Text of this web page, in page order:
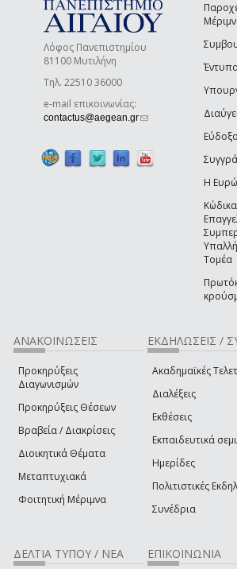
Λόφος Πανεπιστημίου
81100 Μυτιλήνη
Τηλ. 22510 36000
e-mail επικοινωνίας:
contactus@aegean.gr(link sends e-mail)
Η
Τομέα
ΑΝΑΚΟΙΝΩΣΕΙΣ
Προκηρύξεις
Διαγωνισμών
Προκηρύξεις Θέσεων
Βραβεία / Διακρίσεις
Διοικητικά Θέματα
Μεταπτυχιακά
Φοιτητική Μέριμνα
ΕΚΔΗΛΩΣΕΙΣ /
Ακαδημαϊκές
Διαλέξεις
Εκθέσεις
Εκπαιδευτικά
Ημερίδες
Πολιτιστικές
Συνέδρια
ΔΕΛΤΙΑ ΤΥΠΟΥ / ΝΕΑ ΕΠΙΚΟΙΝΩΝΙΑ